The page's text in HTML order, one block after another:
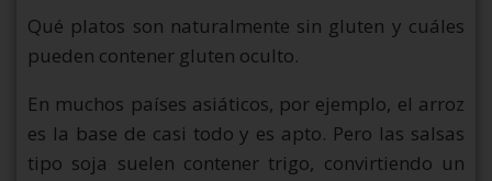
Qué platos son naturalmente sin gluten y cuáles
pueden contener gluten oculto.
En muchos países asiáticos, por ejemplo, el arroz
es la base de casi todo y es apto. Pero las salsas
tipo soja suelen contener trigo, convirtiendo un